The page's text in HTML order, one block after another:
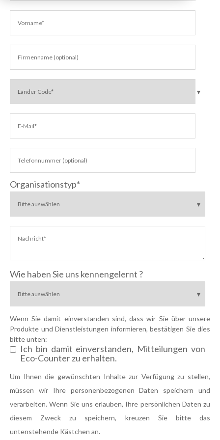
Organisationstyp*
Wie haben Sie uns kennengelernt ?
Wenn Sie damit einverstanden sind, dass wir Sie über unsere
Produkte und Dienstleistungen informieren, bestätigen Sie dies
bitte unten:
Ich bin damit einverstanden, Mitteilungen von
Eco-Counter zu erhalten.
Um Ihnen die gewünschten Inhalte zur Verfügung zu stellen,
müssen wir Ihre personenbezogenen Daten speichern und
verarbeiten. Wenn Sie uns erlauben, Ihre persönlichen Daten zu
diesem Zweck zu speichern, kreuzen Sie bitte das
untenstehende Kästchen an.